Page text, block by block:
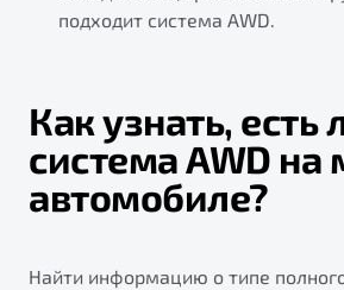
подходит система AWD.
Как узнать, есть
система AWD на
автомобиле?
Найти информацию о типе